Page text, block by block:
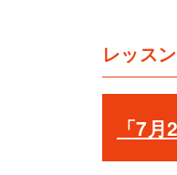
レッス
「7